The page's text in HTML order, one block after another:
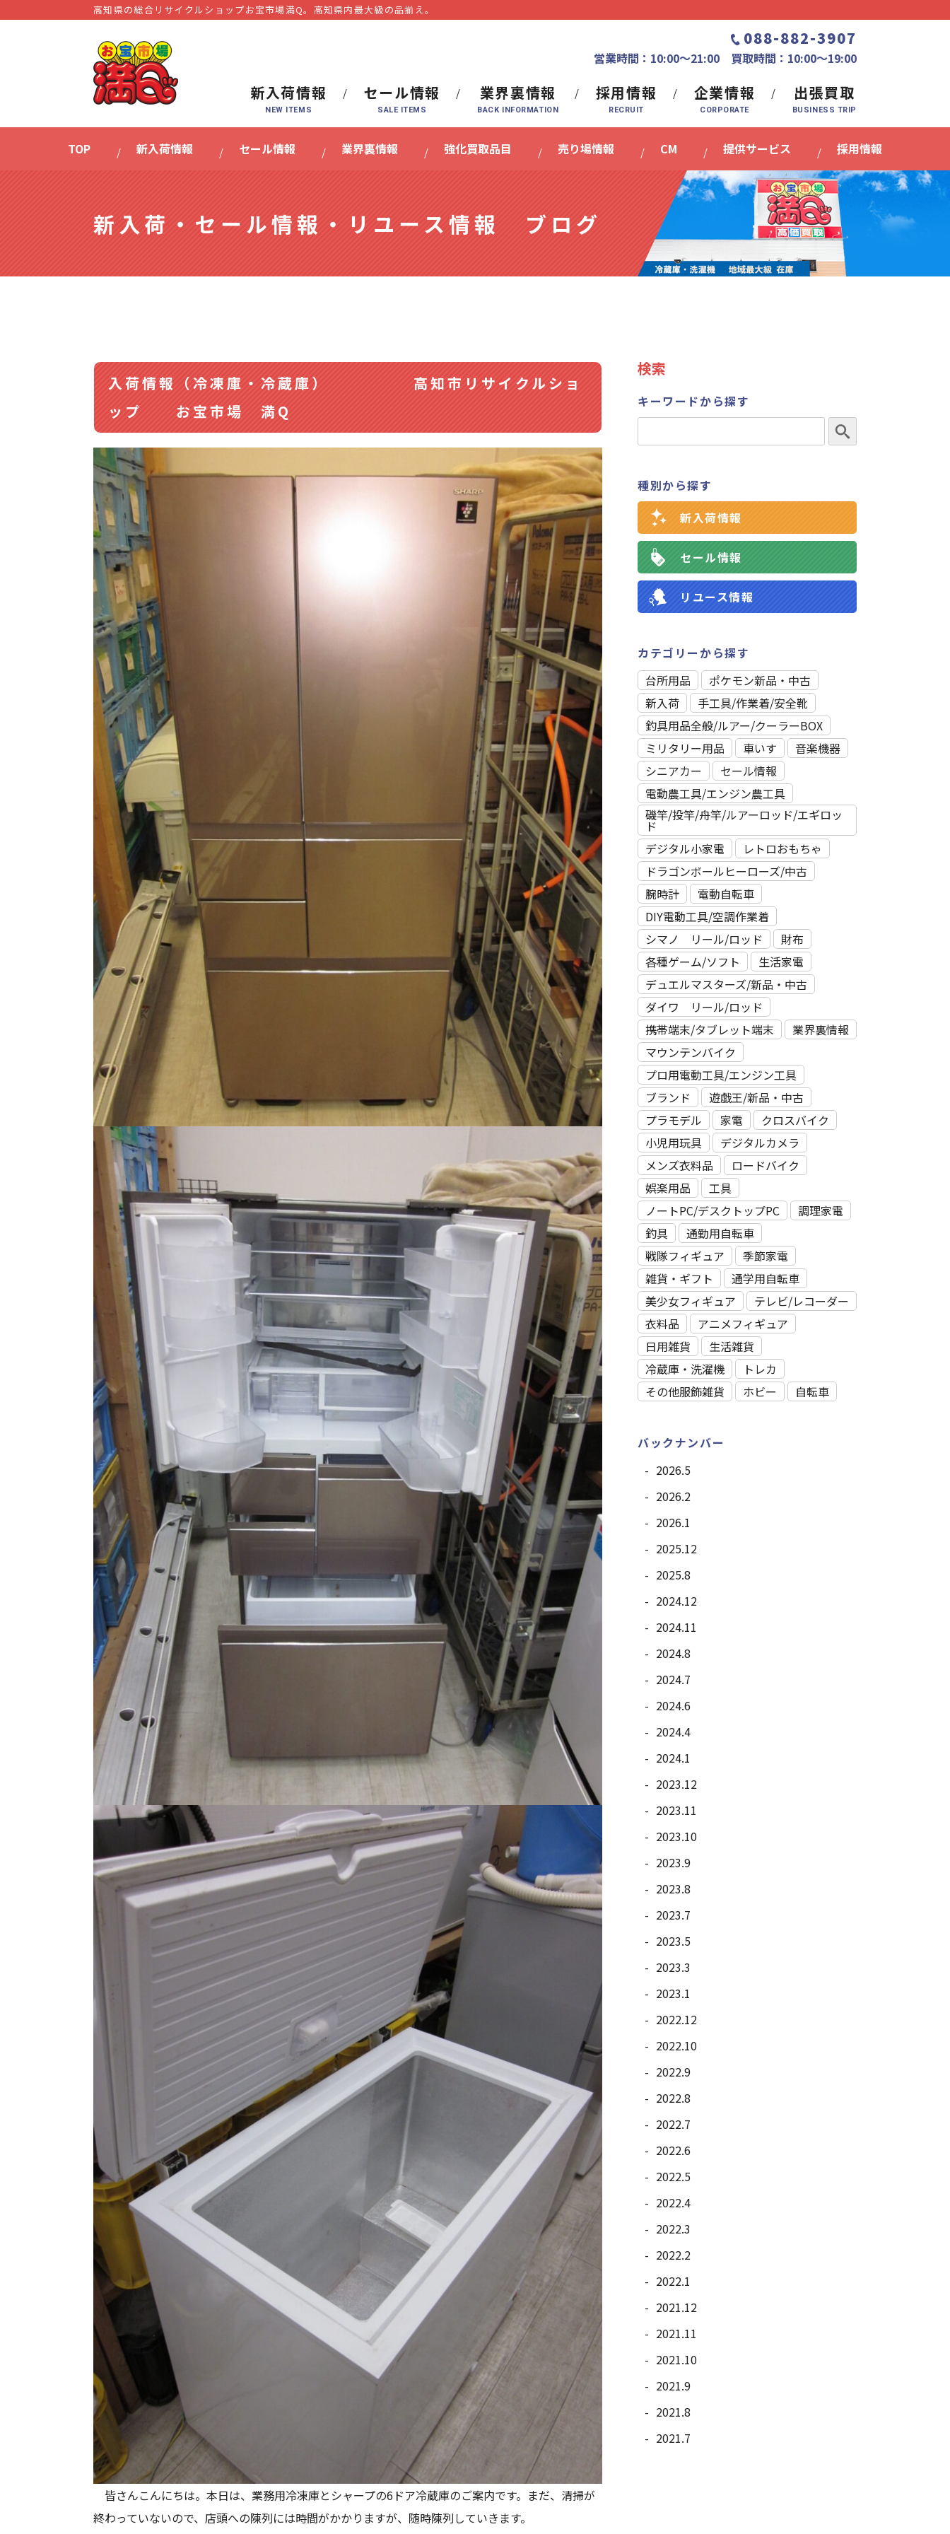
高知県の総合リサイクルショップお宝市場満Q。⾼知県内最⼤級の品揃え。
088-882-3907
営業時間：10:00〜21:00 買取時間：10:00～19:00
新入荷情報 セール情報 業界裏情報 採用情報 企業情報 出張買取
TOP 新入荷情報 セール情報 業界裏情報 強化買取品目 売り場情報 CM 提供サービス 採用情報
新入荷・セール情報・リユース情報 ブログ
入荷情報（冷凍庫・冷蔵庫） 高知市リサイクルショ
ップ お宝市場 満Q
皆さんこんにちは。本日は、業務用冷凍庫とシャープの6ドア冷蔵庫のご案内です。まだ、清掃が
終わっていないので、店頭への陳列には時間がかかりますが、随時陳列していきます。
検索
キーワードから探す
種別から探す
新入荷情報
セール情報
リユース情報
カテゴリーから探す
台所用品
ポケモン新品・中古
新入荷
⼿⼯具/作業着/安全靴
釣具用品全般/ルアー/クーラーBOX
ミリタリー用品
車いす
音楽機器
シニアカー
セール情報
電動農工具/エンジン農工具
磯竿/投竿/舟竿/ルアーロッド/エギロッ
ド
デジタル小家電
レトロおもちゃ
ドラゴンボールヒーローズ/中古
腕時計
電動自転車
DIY電動工具/空調作業着
シマノ リール/ロッド
財布
各種ゲーム/ソフト
生活家電
デュエルマスターズ/新品・中古
ダイワ リール/ロッド
携帯端末/タブレット端末
業界裏情報
マウンテンバイク
プロ用電動⼯具/エンジン⼯具
ブランド
遊戯王/新品・中古
プラモデル
家電
クロスバイク
小児用玩具
デジタルカメラ
メンズ衣料品
ロードバイク
娯楽用品
工具
ノートPC/デスクトップPC
調理家電
釣具
通勤用自転車
戦隊フィギュア
季節家電
雑貨・ギフト
通学用自転車
美少女フィギュア
テレビ/レコーダー
衣料品
アニメフィギュア
日用雑貨
⽣活雑貨
冷蔵庫・洗濯機
トレカ
その他服飾雑貨
ホビー 自転車
バックナンバー
2026.5
2026.2
2026.1
2025.12
2025.8
2024.12
2024.11
2024.8
2024.7
2024.6
2024.4
2024.1
2023.12
2023.11
2023.10
2023.9
2023.8
2023.7
2023.5
2023.3
2023.1
2022.12
2022.10
2022.9
2022.8
2022.7
2022.6
2022.5
2022.4
2022.3
2022.2
2022.1
2021.12
2021.11
2021.10
2021.9
2021.8
2021.7